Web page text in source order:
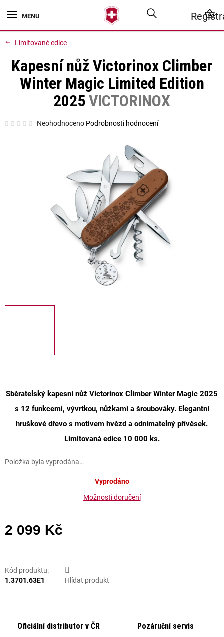
na
Limitované edice
Sběratelský kapesní nůž Victorinox Climber Winter Magic 2025
s 12 funkcemi, vývrtkou, nůžkami a šroubováky. Elegantní
hruškové dřevo s motivem hvězd a odnímatelný přívěsek.
Limitovaná edice 10 000 ks.
Položka byla vyprodána…
Vyprodáno
Možnosti doručení
2 099 Kč
Kód produktu:
1.3701.63E1
Hlídat produkt
Kapesní nůž Victorinox Climber
Winter Magic Limited Edition
2025VICTORINOX
Průměrné
hodnocení
Neohodnoceno Podrobnosti hodnocení
Oficiální distributor v ČR Pozáruční servis